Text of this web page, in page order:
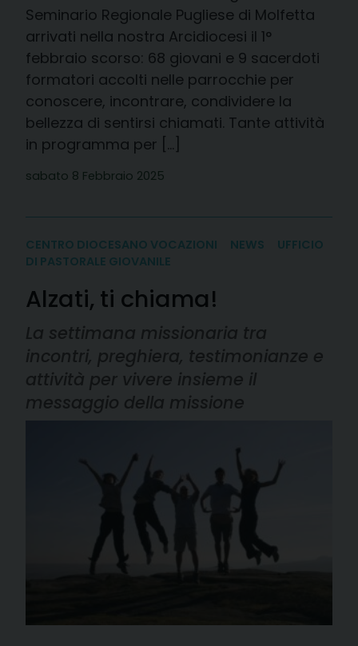
Seminario Regionale Pugliese di Molfetta
arrivati nella nostra Arcidiocesi il 1°
febbraio scorso: 68 giovani e 9 sacerdoti
formatori accolti nelle parrocchie per
conoscere, incontrare, condividere la
bellezza di sentirsi chiamati. Tante attività
in programma per […]
sabato 8 Febbraio 2025
CENTRO DIOCESANO VOCAZIONI NEWS
UFFICIO
DI PASTORALE GIOVANILE
Alzati, ti chiama!
La settimana missionaria tra
incontri, preghiera, testimonianze e
attività per vivere insieme il
messaggio della missione